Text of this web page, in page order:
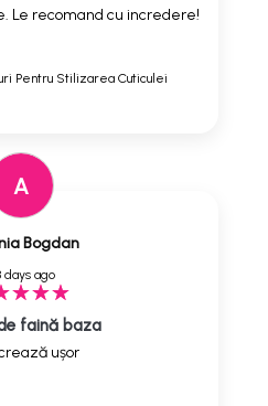
Le recomand cu incredere!
Pentru Stilizarea Cuticulei
A
Bogdan
days ago
faină baza
ușor